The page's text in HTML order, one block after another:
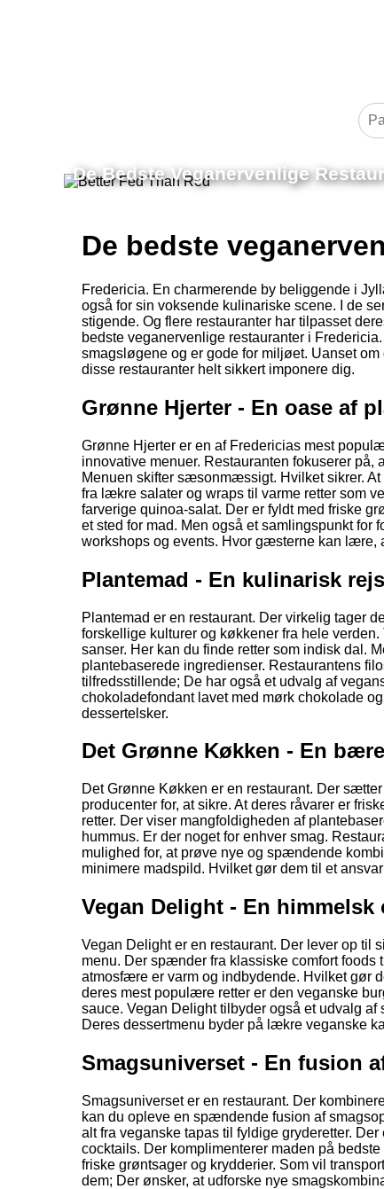
De Bedste Veganervenlige
De bedste
Fredericia. En charmerende by beliggende i
også for sin voksende kulinariske scene. I de
stigende. Og flere restauranter har tilpasset
bedste veganervenlige restauranter i
smagsløgene og er gode for miljøet. Uanset
disse restauranter helt sikkert imponere dig.
Grønne Hjerter - En oase af
Grønne Hjerter er en af Fredericias mest
innovative menuer. Restauranten fokuserer
Menuen skifter sæsonmæssigt. Hvilket sikrer.
fra lækre salater og wraps til varme retter som
farverige quinoa-salat. Der er fyldt med friske
et sted for mad. Men også et samlingspunkt
workshops og events. Hvor gæsterne kan lære,
Plantemad - En kulinarisk
Plantemad er en restaurant. Der virkelig tager
forskellige kulturer og køkkener fra hele
sanser. Her kan du finde retter som indisk dal.
plantebaserede ingredienser. Restaurantens
tilfredsstillende; De har også et udvalg af
chokoladefondant lavet med mørk chokolade
dessertelsker.
Det Grønne Køkken - En
Det Grønne Køkken er en restaurant. Der
producenter for, at sikre. At deres råvarer er
retter. Der viser mangfoldigheden af
hummus. Er der noget for enhver smag.
mulighed for, at prøve nye og spændende
minimere madspild. Hvilket gør dem til et
Vegan Delight - En himmelsk
Vegan Delight er en restaurant. Der lever op til
menu. Der spænder fra klassiske comfort foods
atmosfære er varm og indbydende. Hvilket gør
deres mest populære retter er den veganske
sauce. Vegan Delight tilbyder også et udvalg
Deres dessertmenu byder på lækre veganske
Smagsuniverset - En fusion
Smagsuniverset er en restaurant. Der
kan du opleve en spændende fusion af
alt fra veganske tapas til fyldige gryderetter.
cocktails. Der komplimenterer maden på
friske grøntsager og krydderier. Som vil
dem; Der ønsker, at udforske nye